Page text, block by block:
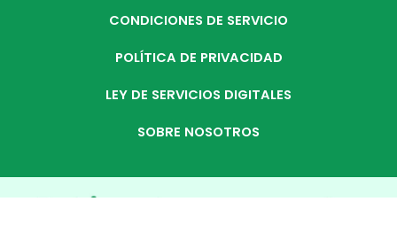
CONDICIONES DE SERVICIO
POLÍTICA DE PRIVACIDAD
LEY DE SERVICIOS DIGITALES
SOBRE NOSOTROS